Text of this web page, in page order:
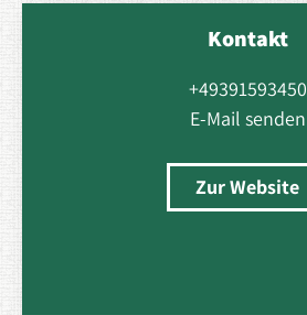
Kontakt
+49391593450
E-Mail senden
Zur Website